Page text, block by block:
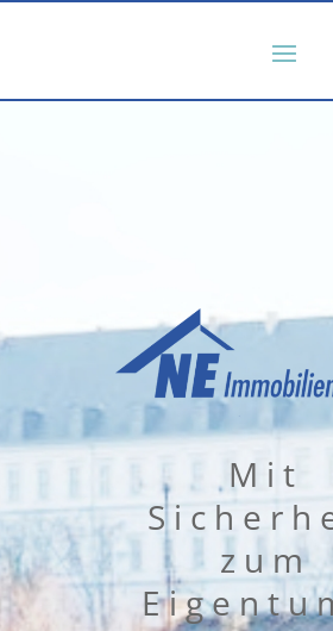
Mit
zum